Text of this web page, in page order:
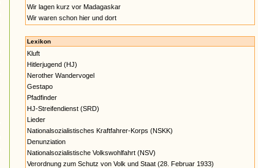
Wir lagen kurz vor Madagaskar
Wir waren schon hier und dort
Lexikon
Kluft
Hitlerjugend (HJ)
Nerother Wandervogel
Gestapo
Pfadfinder
HJ-Streifendienst (SRD)
Lieder
Nationalsozialistisches Kraftfahrer-Korps (NSKK)
Denunziation
Nationalsozialistische Volkswohlfahrt (NSV)
Verordnung zum Schutz von Volk und Staat (28. Februar 1933)